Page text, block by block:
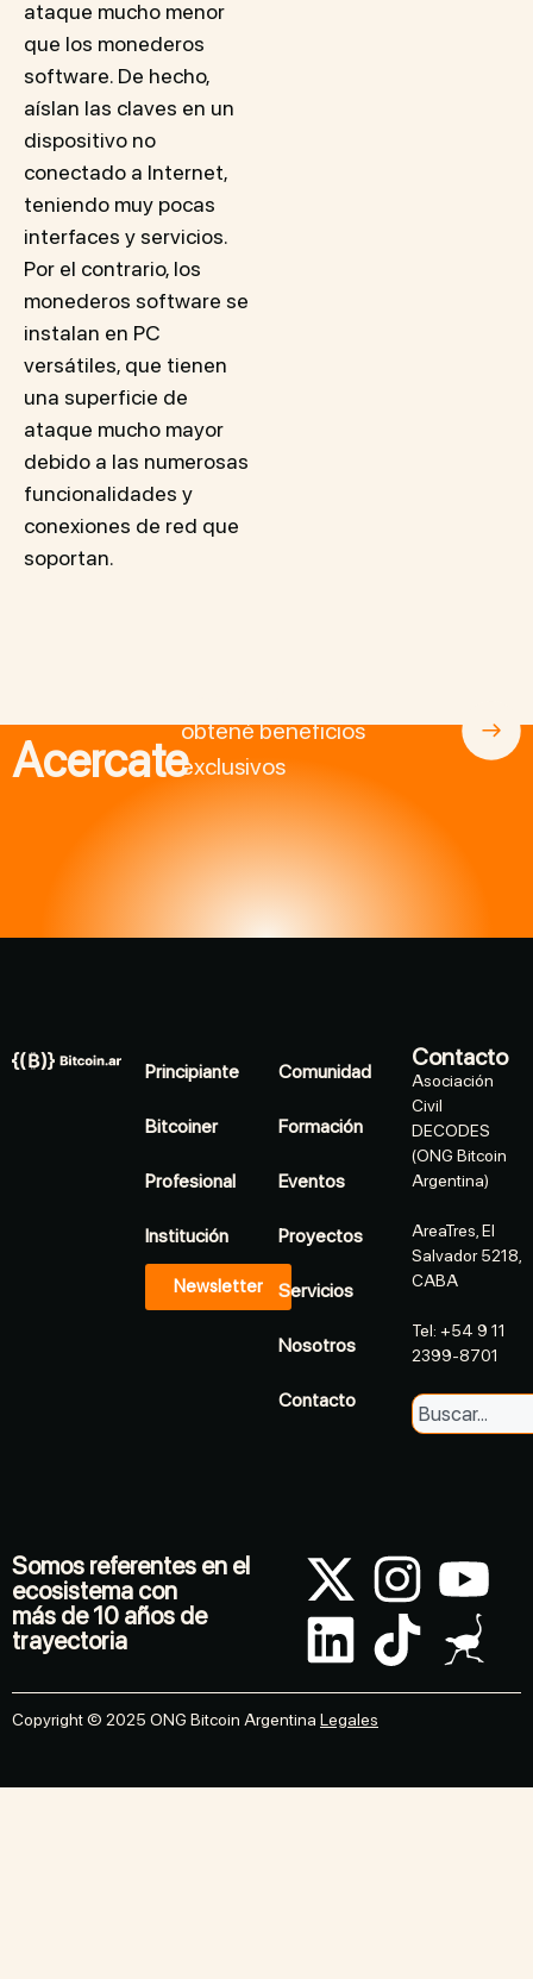
ataque mucho menor
que los monederos
software. De hecho,
aíslan las claves en un
dispositivo no
conectado a Internet,
teniendo muy pocas
interfaces y servicios.
Por el contrario, los
monederos software se
instalan en PC
versátiles, que tienen
una superficie de
ataque mucho mayor
debido a las numerosas
funcionalidades y
conexiones de red que
soportan.
Acercate
obtené beneficios
exclusivos
Principiante
Bitcoiner
Profesional
Institución
Newsletter
Comunidad
Formación
Eventos
Proyectos
Servicios
Nosotros
Contacto
Contacto
Asociación
Civil
DECODES
(ONG Bitcoin
Argentina)
AreaTres, El
Salvador 5218,
CABA
Tel: +54 9 11
2399-8701
Somos referentes en el
ecosistema con
más de 10 años de
trayectoria
Copyright © 2025 ONG Bitcoin Argentina Legales